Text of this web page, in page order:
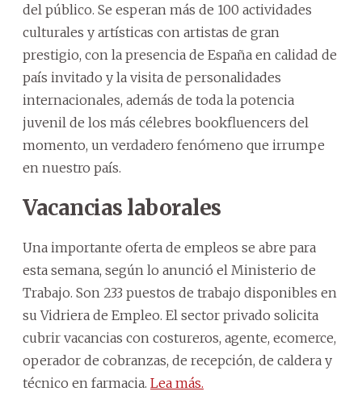
del público. Se esperan más de 100 actividades
culturales y artísticas con artistas de gran
prestigio, con la presencia de España en calidad de
país invitado y la visita de personalidades
internacionales, además de toda la potencia
juvenil de los más célebres bookfluencers del
momento, un verdadero fenómeno que irrumpe
en nuestro país.
Vacancias laborales
Una importante oferta de empleos se abre para
esta semana, según lo anunció el Ministerio de
Trabajo. Son 233 puestos de trabajo disponibles en
su Vidriera de Empleo. El sector privado solicita
cubrir vacancias con costureros, agente, ecomerce,
operador de cobranzas, de recepción, de caldera y
técnico en farmacia. Lea más.